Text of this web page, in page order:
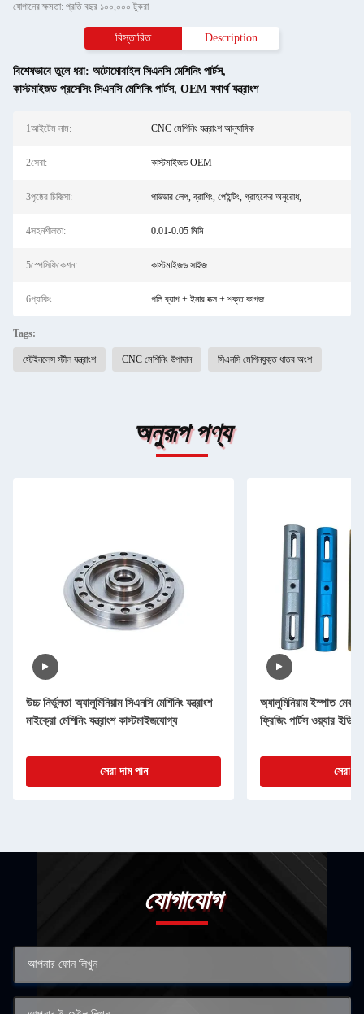
যোগানের ক্ষমতা: প্রতি বছর ১০০,০০০ টুকরা
বিস্তারিত Description
বিশেষভাবে তুলে ধরা: অটোমোবাইল সিএনসি মেশিনিং পার্টস,
কাস্টমাইজড প্রসেসিং সিএনসি মেশিনিং পার্টস, OEM যথার্থ যন্ত্রাংশ
1আইটেম নাম: CNC মেশিনিং যন্ত্রাংশ আনুষাঙ্গিক
2সেবা: কাস্টমাইজড OEM
3পৃষ্ঠের চিকিত্সা: পাউডার লেপ, ব্রাশিং, পেইন্টিং, গ্রাহকের অনুরোধ,
4সহনশীলতা: 0.01-0.05 মিমি
5স্পেসিফিকেশন: কাস্টমাইজড সাইজ
6প্যাকিং: পলি ব্যাগ + ইনার বক্স + শক্ত কাগজ
Tags:
স্টেইনলেস স্টীল যন্ত্রাংশ CNC মেশিনিং উপাদান সিএনসি মেশিনযুক্ত ধাতব অংশ
অনুরূপ পণ্য
উচ্চ নির্ভুলতা অ্যালুমিনিয়াম সিএনসি মেশিনিং যন্ত্রাংশ
মাইক্রো মেশিনিং যন্ত্রাংশ কাস্টমাইজযোগ্য
সেরা দাম পান
অ্যালুমিনিয়াম ইস্পাত
ফ্রিজিং পার্টস ওয়্যার
সেরা
যোগাযোগ